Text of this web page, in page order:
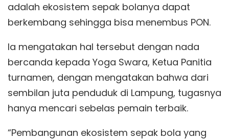
adalah ekosistem sepak bolanya dapat
berkembang sehingga bisa menembus PON.
Ia mengatakan hal tersebut dengan nada
bercanda kepada Yoga Swara, Ketua Panitia
turnamen, dengan mengatakan bahwa dari
sembilan juta penduduk di Lampung, tugasnya
hanya mencari sebelas pemain terbaik.
“Pembangunan ekosistem sepak bola yang